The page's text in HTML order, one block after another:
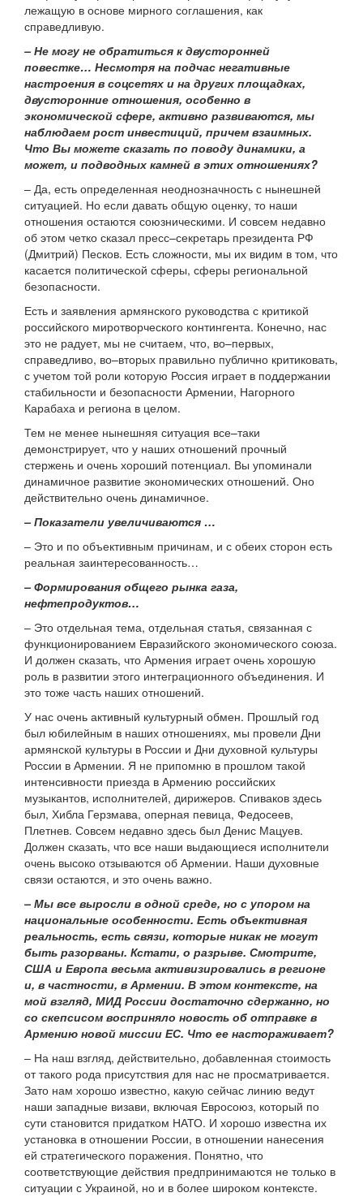
лежащую в основе мирного соглашения, как
справедливую.
– Не могу не обратиться к двусторонней
повестке… Несмотря на подчас негативные
настроения в соцсетях и на других площадках,
двусторонние отношения, особенно в
экономической сфере, активно развиваются, мы
наблюдаем рост инвестиций, причем взаимных.
Что Вы можете сказать по поводу динамики, а
может, и подводных камней в этих отношениях?
– Да, есть определенная неоднозначность с нынешней
ситуацией. Но если давать общую оценку, то наши
отношения остаются союзническими. И совсем недавно
об этом четко сказал пресс–секретарь президента РФ
(Дмитрий) Песков. Есть сложности, мы их видим в том, что
касается политической сферы, сферы региональной
безопасности.
Есть и заявления армянского руководства с критикой
российского миротворческого контингента. Конечно, нас
это не радует, мы не считаем, что, во–первых,
справедливо, во–вторых правильно публично критиковать,
с учетом той роли которую Россия играет в поддержании
стабильности и безопасности Армении, Нагорного
Карабаха и региона в целом.
Тем не менее нынешняя ситуация все–таки
демонстрирует, что у наших отношений прочный
стержень и очень хороший потенциал. Вы упоминали
динамичное развитие экономических отношений. Оно
действительно очень динамичное.
– Показатели увеличиваются …
– Это и по объективным причинам, и с обеих сторон есть
реальная заинтересованность…
– Формирования общего рынка газа,
нефтепродуктов…
– Это отдельная тема, отдельная статья, связанная с
функционированием Евразийского экономического союза.
И должен сказать, что Армения играет очень хорошую
роль в развитии этого интеграционного объединения. И
это тоже часть наших отношений.
У нас очень активный культурный обмен. Прошлый год
был юбилейным в наших отношениях, мы провели Дни
армянской культуры в России и Дни духовной культуры
России в Армении. Я не припомню в прошлом такой
интенсивности приезда в Армению российских
музыкантов, исполнителей, дирижеров. Спиваков здесь
был, Хибла Герзмава, оперная певица, Федосеев,
Плетнев. Совсем недавно здесь был Денис Мацуев.
Должен сказать, что все наши выдающиеся исполнители
очень высоко отзываются об Армении. Наши духовные
связи остаются, и это очень важно.
– Мы все выросли в одной среде, но с упором на
национальные особенности. Есть объективная
реальность, есть связи, которые никак не могут
быть разорваны. Кстати, о разрыве. Смотрите,
США и Европа весьма активизировались в регионе
и, в частности, в Армении. В этом контексте, на
мой взгляд, МИД России достаточно сдержанно, но
со скепсисом восприняло новость об отправке в
Армению новой миссии ЕС. Что ее настораживает?
– На наш взгляд, действительно, добавленная стоимость
от такого рода присутствия для нас не просматривается.
Зато нам хорошо известно, какую сейчас линию ведут
наши западные визави, включая Евросоюз, который по
сути становится придатком НАТО. И хорошо известна их
установка в отношении России, в отношении нанесения
ей стратегического поражения. Понятно, что
соответствующие действия предпринимаются не только в
ситуации с Украиной, но и в более широком контексте.